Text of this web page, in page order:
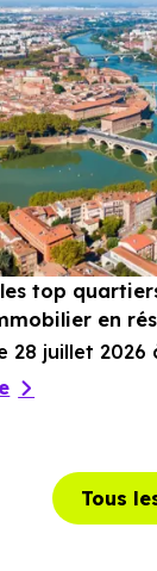
top
en
28 juillet 2026
Tous